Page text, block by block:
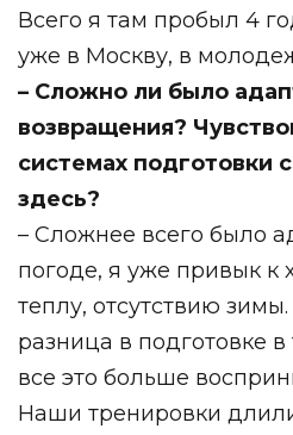
Всего я там пробыл 4
уже в Москву, в
– Сложно ли было
возвращения?
системах подготовки
здесь?⁣⁣
– Сложнее всего было
погоде, я уже привык к
теплу, отсутствию
разница в подготовке
все это больше
Наши тренировки